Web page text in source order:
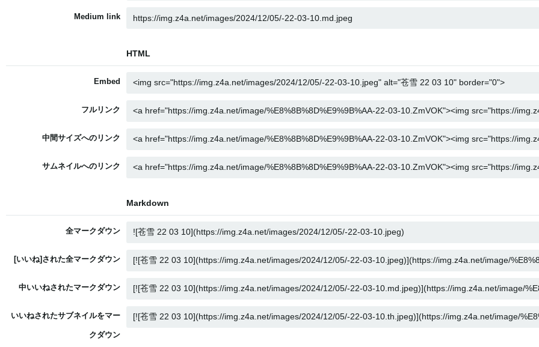
Medium link
HTML
Embed
フルリンク
中間サイズへのリンク
サムネイルへのリンク
Markdown
全マークダウン
[いいね]された全マークダウン
中いいねされたマークダウン
いいねされたサブネイルをマー
クダウン